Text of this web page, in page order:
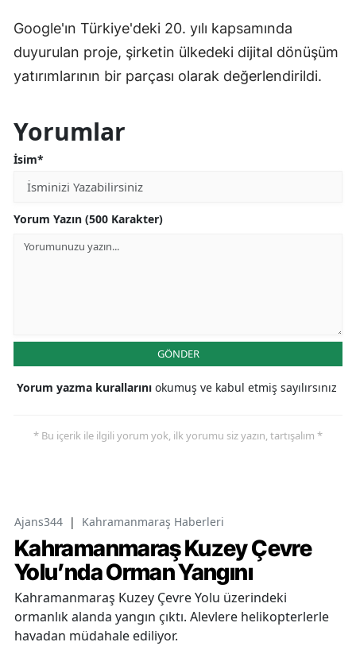
Google'ın Türkiye'deki 20. yılı kapsamında
duyurulan proje, şirketin ülkedeki dijital dönüşüm
yatırımlarının bir parçası olarak değerlendirildi.
Yorumlar
İsim*
Yorum Yazın (500 Karakter)
GÖNDER
Yorum yazma kurallarını okumuş ve kabul etmiş sayılırsınız
* Bu içerik ile ilgili yorum yok, ilk yorumu siz yazın, tartışalım *
Ajans344 | Kahramanmaraş Haberleri
Kahramanmaraş Kuzey Çevre
Yolu’nda Orman Yangını
Kahramanmaraş Kuzey Çevre Yolu üzerindeki
ormanlık alanda yangın çıktı. Alevlere helikopterlerle
havadan müdahale ediliyor.